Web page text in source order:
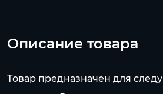
Описание товара
Товар предназначен для